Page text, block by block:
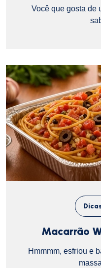
Você que gosta de
Macarrão
Hmmmm, esfriou e